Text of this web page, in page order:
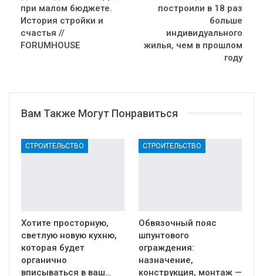
при малом бюджете.
История стройки и
счастья //
FORUMHOUSE
построили в 18 раз
больше
индивидуального
жилья, чем в прошлом
году
Вам Также Могут Понравиться
СТРОИТЕЛЬСТВО
Хотите просторную,
светлую новую кухню,
которая будет
органично
вписываться в ваш…
СТРОИТЕЛЬСТВО
Обвязочный пояс
шпунтового
ограждения:
назначение,
конструкция, монтаж —